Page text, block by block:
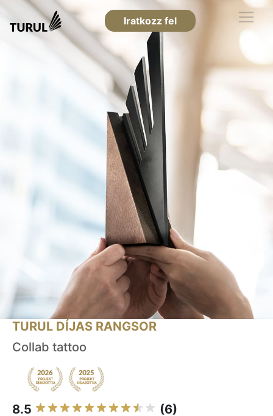
Iratkozz fel
TURUL DÍJAS RANGSOR
Collab tattoo
8.5 (6)